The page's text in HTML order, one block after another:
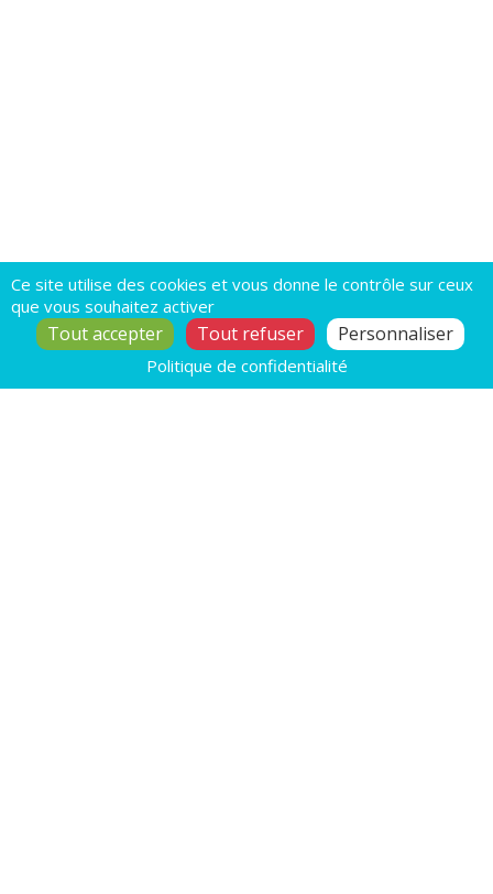
Ce site utilise des cookies et vous donne le contrôle sur ceux
que vous souhaitez activer
Tout accepter Tout refuser Personnaliser
Politique de confidentialité